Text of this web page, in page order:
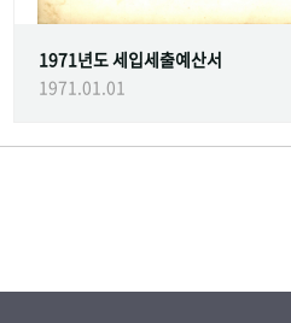
1971년도 세입세출예산서
1971.01.01